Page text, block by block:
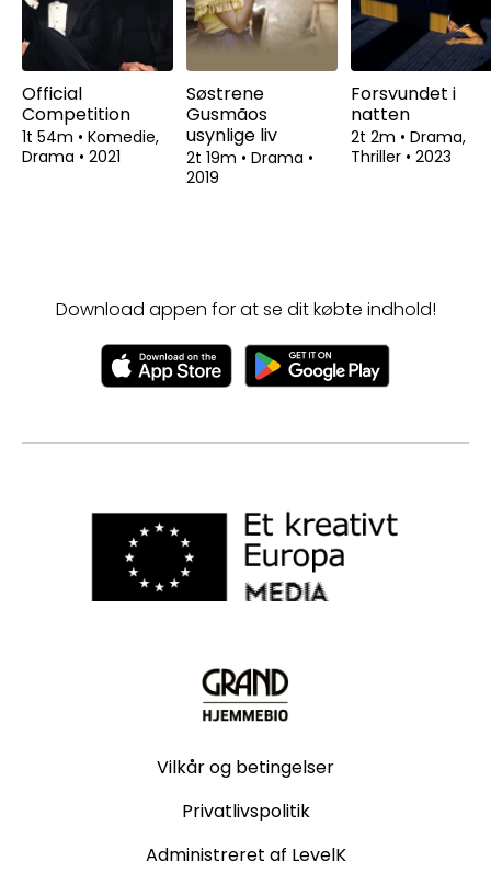
Official
Competition
1t 54m • Komedie,
Drama • 2021
Søstrene
Gusmãos
usynlige liv
2t 19m • Drama •
2019
Forsvundet i
natten
2t 2m • Drama,
Thriller • 2023
Download appen for at se dit købte indhold!
Vilkår og betingelser
Privatlivspolitik
Administreret af LevelK